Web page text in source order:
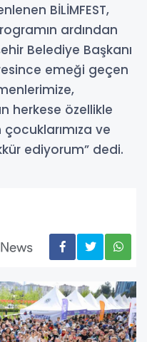
BİLİMFEST,
ardından
Belediye Başkanı
emeği geçen
herkese özellikle
ve
ediyorum” dedi.